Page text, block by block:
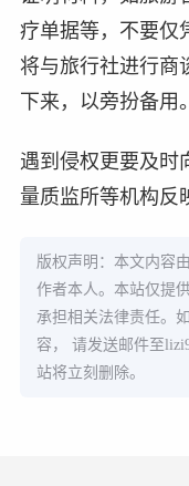
疗单据等，不要仅
将与旅行社进行商
下来，以旁扮备用。
遇到侵权更要及时
量质监所等机构反
版权声明：本文内容
作者本人。本站仅提
承担相关法律责任。
容， 请发送邮件至
站将立刻删除。